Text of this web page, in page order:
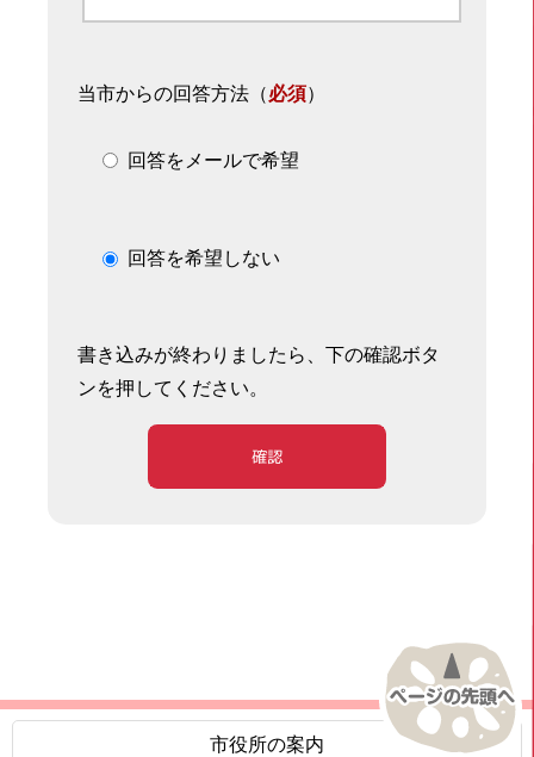
当市からの回答方法 （必須）
回答をメールで希望
回答を希望しない
書き込みが終わりましたら、下の確認ボタ
ンを押してください。
確認
市役所の案内